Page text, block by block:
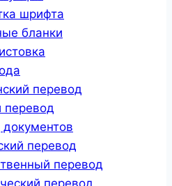
шрифта
бланки
перевод
перевод
перевод
перевод
перевод